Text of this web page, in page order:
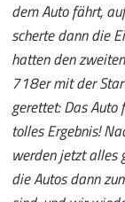
dem Auto fährt,
scherte dann die
hatten den
718er mit der
gerettet: Das Auto
tolles Ergebnis!
werden jetzt alles
die Autos dann